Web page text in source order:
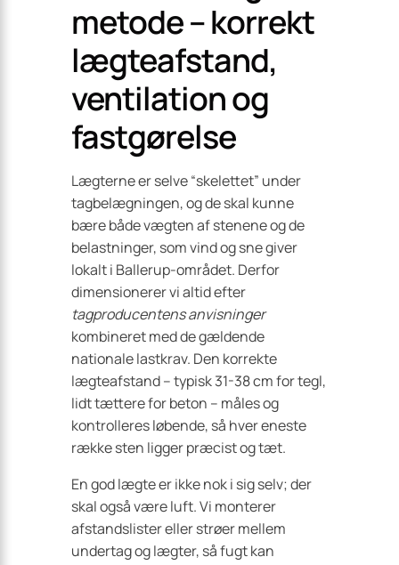
metode – korrekt
lægteafstand,
ventilation og
fastgørelse
Lægterne er selve “skelettet” under
tagbelægningen, og de skal kunne
bære både vægten af stenene og de
belastninger, som vind og sne giver
lokalt i Ballerup-området. Derfor
dimensionerer vi altid efter
tagproducentens anvisninger
kombineret med de gældende
nationale lastkrav. Den korrekte
lægteafstand – typisk 31-38 cm for tegl,
lidt tættere for beton – måles og
kontrolleres løbende, så hver eneste
række sten ligger præcist og tæt.
En god lægte er ikke nok i sig selv; der
skal også være luft. Vi monterer
afstandslister eller strøer mellem
undertag og lægter, så fugt kan